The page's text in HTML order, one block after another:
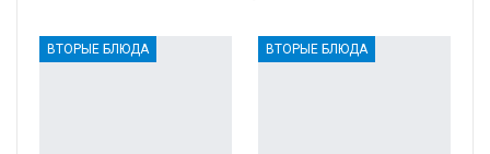
ВТОРЫЕ БЛЮДА ВТОРЫЕ БЛЮДА